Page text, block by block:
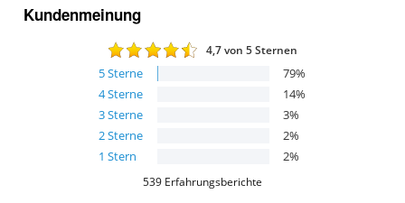
Kundenmeinung
4,7von 5 Sternen
5Sterne 79%
4Sterne 14%
3Sterne 3%
2Sterne 2%
1 Stern 2%
539 Erfahrungsberichte